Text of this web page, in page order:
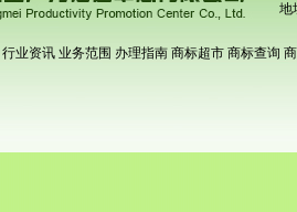
地
行业资讯 业务范围 办理指南 商标超市 商标查询